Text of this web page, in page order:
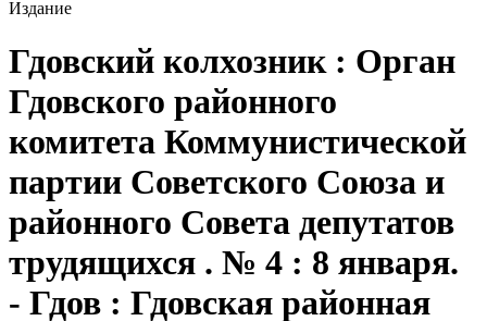
Издание
Гдовский колхозник: Орган
Гдовского районного
комитета Коммунистической
партии Советского Союза и
районного Совета депутатов
трудящихся . № 4 : 8 января.
- Гдов : Гдовская районная